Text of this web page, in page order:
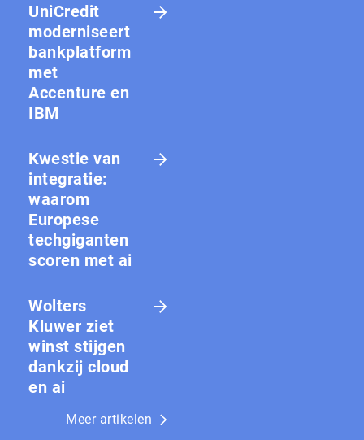
UniCredit
moderniseert
bankplatform
met
Accenture en
IBM
Kwestie van
integratie:
waarom
Europese
techgiganten
scoren met ai
Wolters
Kluwer ziet
winst stijgen
dankzij cloud
en ai
Meer artikelen